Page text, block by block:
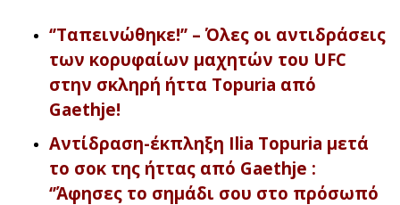
‘’Ταπεινώθηκε!’’ – Όλες οι αντιδράσεις
των κορυφαίων μαχητών του UFC
στην σκληρή ήττα Topuria από
Gaethje!
Αντίδραση-έκπληξη Ilia Topuria μετά
το σοκ της ήττας από Gaethje :
‘’Άφησες το σημάδι σου στο πρόσωπό